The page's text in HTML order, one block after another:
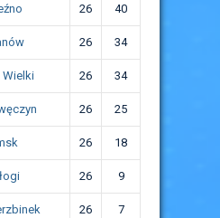
26 40
26 34
Wielki 26 34
26 25
26 18
26 9
26 7